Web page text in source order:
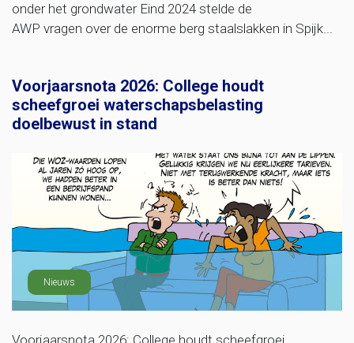
onder het grondwater Eind 2024 stelde de
AWP vragen over de enorme berg staalslakken in Spijk...
Voorjaarsnota 2026: College houdt
scheefgroei waterschapsbelasting
doelbewust in stand
Nieuws